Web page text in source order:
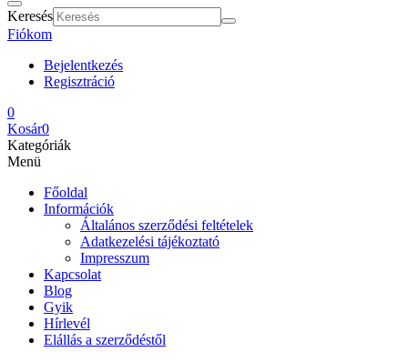
Keresés
Fiókom
Bejelentkezés
Regisztráció
0
Kosár0
Kategóriák
Menü
Főoldal
Információk
Általános szerződési feltételek
Adatkezelési tájékoztató
Impresszum
Kapcsolat
Blog
Gyik
Hírlevél
Elállás a szerződéstől